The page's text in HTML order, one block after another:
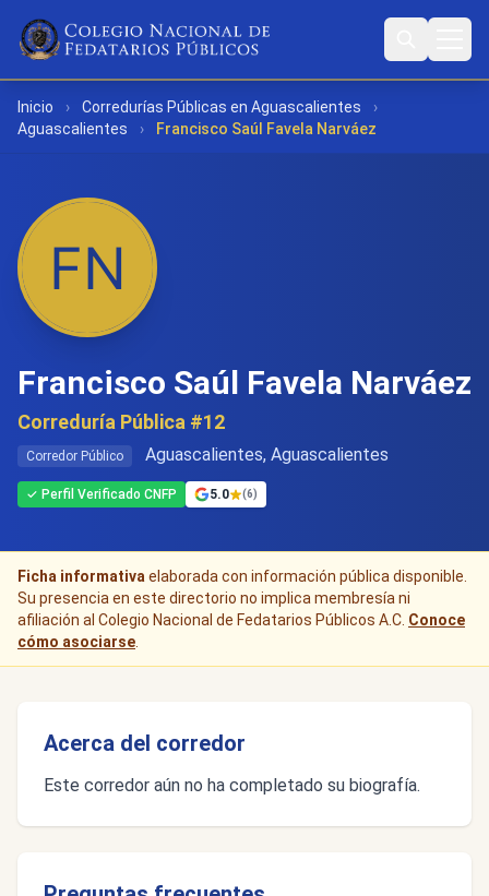
Inicio › Corredurías Públicas en Aguascalientes
›
Aguascalientes
› Francisco Saúl Favela Narváez
Francisco Saúl Favela Narváez
Correduría Pública #12
Corredor Público Aguascalientes, Aguascalientes
✓ Perfil Verificado CNFP 5.0 (6)
Ficha informativa elaborada con información pública disponible.
Su presencia en este directorio no implica membresía ni
afiliación al Colegio Nacional de Fedatarios Públicos A.C. Conoce
cómo asociarse
Acerca del corredor
Este corredor aún no ha completado su biografía.